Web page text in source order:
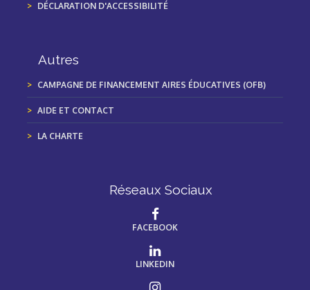
DÉCLARATION D'ACCESSIBILITÉ
Autres
CAMPAGNE DE FINANCEMENT AIRES ÉDUCATIVES (OFB)
AIDE ET CONTACT
LA CHARTE
Réseaux Sociaux
FACEBOOK
LINKEDIN